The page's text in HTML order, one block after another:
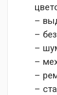
–
–
–
–
–
–